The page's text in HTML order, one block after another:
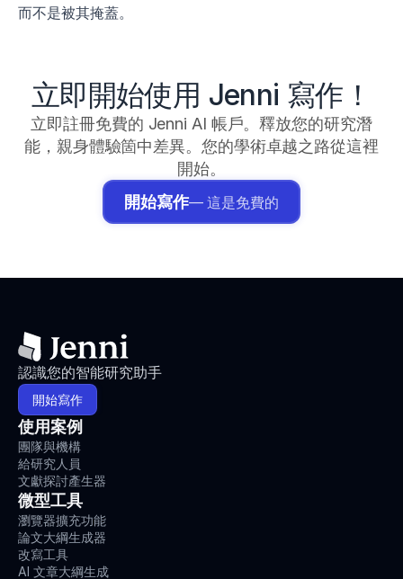
而不是被其掩蓋。
立即開始使用 Jenni 寫作！
立即註冊免費的 Jenni AI 帳戶。釋放您的研究潛
能，親身體驗箇中差異。您的學術卓越之路從這裡
開始。
開始寫作— 這是免費的
認識您的智能研究助手
開始寫作
使用案例
團隊與機構
給研究人員
文獻探討產生器
微型工具
瀏覽器擴充功能
論文大綱生成器
改寫工具
AI 文章大綱生成